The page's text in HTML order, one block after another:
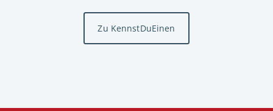
Zu KennstDuEinen